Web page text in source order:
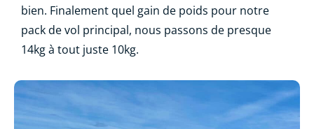
bien. Finalement quel gain de poids pour notre
pack de vol principal, nous passons de presque
14kg à tout juste 10kg.